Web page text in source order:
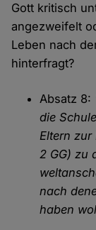
Gott kritisch
angezweifelt
Leben nach
hinterfragt?
Absatz 8:
die
Eltern zur
2 GG) zu
nach
haben